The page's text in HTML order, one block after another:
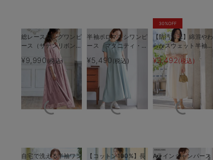
透け感が控えめで、高級感のある生地です
総レースロングワンピ
ース（サテンリボンベ
ルト付） マタニテ
ィ・授乳服【出産後も
長く使える】
¥9,990(税込)
半袖ポロマキシワンピ
ース マタニティ・授
乳服【出産後も長く使
える】
¥5,490 (税込)
30%OFF
【防汚加工】綿混やわ
らかスウェット半袖フ
レアワンピース マタ
ニティ・産後【出産後
も長く使える】
¥3,492(税込)
自宅で洗える半袖ワン
【コットン100%】長
Aラインジャンパース